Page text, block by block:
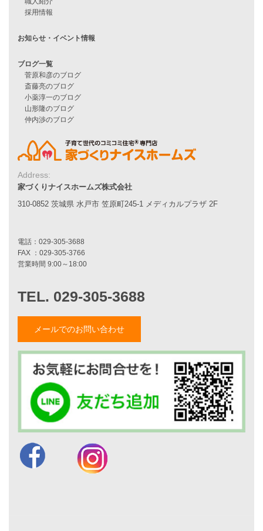
ハピネスシリーズ
Smart2030
シンプルな平屋
家づくりナイスホームズの家づくり
エコハウス
耐震性能
家づくりの流れ
7つのポイント
平屋をお考えの方へ
二世帯住宅をお考えの方へ
リフォームをお考えの方へ
施工事例一覧
お客様の声
家づくりへの想い
採用情報
お知らせ・イベント情報
ブログ一覧
菅原和彦のブログ
斎藤亮のブログ
小薬淳一のブログ
山形隆のブログ
仲内渉のブログ
Address:
家づくりナイスホームズ株式会社
310-0852 茨城県 水戸市 笠原町245-1 メディカルプラザ 2F
メールでのお問い合わせ